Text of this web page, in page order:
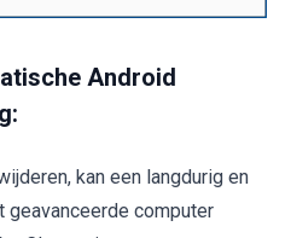
Android
kan een langdurig en
computer